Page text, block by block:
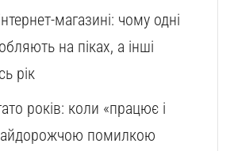
магазині: чому одні
на піках, а інші
рік
років: коли «працює і
помилкою